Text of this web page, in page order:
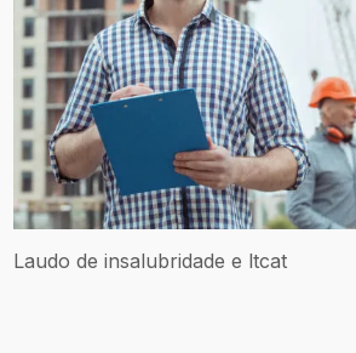
Laudo de insalubridade e ltcat